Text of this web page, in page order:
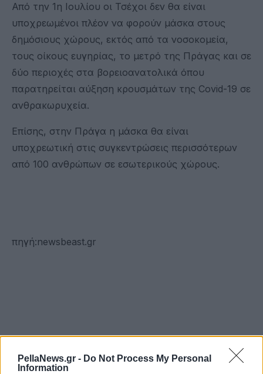
PellaNews.gr - Do Not Process My Personal
Information
Από την 1η Ιουλίου οι Τσέχοι δεν θα είναι
υποχρεωμένοι πλέον να φορούν μάσκα στους
δημόσιους χώρους, εκτός από τα νοσοκομεία,
τους οίκους ευγηρίας, το μετρό της Πράγας και σε
δύο περιοχές στα βορειοανατολικά όπου
παρατηρείται αύξηση κρουσμάτων της Covid-19 σε
ανθρακωρυχεία.
Επίσης, στην Πράγα η μάσκα θα είναι
υποχρεωτική στις συγκεντρώσεις περισσότερων
από 100 ανθρώπων σε εσωτερικούς χώρους.
πηγή:newsbeast.gr